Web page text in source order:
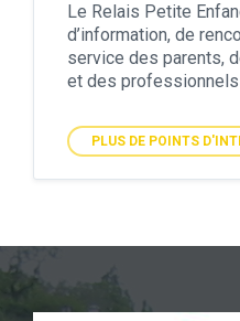
Le Relais Petite
d’information, de
service des parents,
et des
PLUS DE POINTS